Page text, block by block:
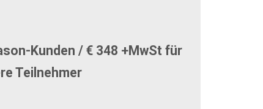
Kunden / € 348 +MwSt für
Teilnehmer